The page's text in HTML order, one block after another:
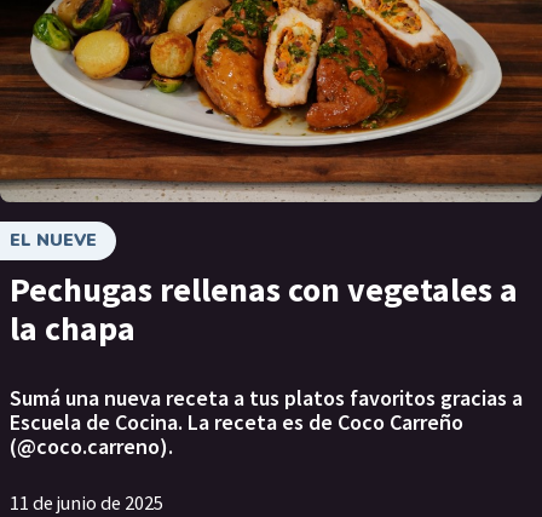
EL NUEVE
Pechugas rellenas con vegetales a
la chapa
Sumá una nueva receta a tus platos favoritos gracias a
Escuela de Cocina. La receta es de Coco Carreño
(@coco.carreno).
11 de junio de 2025